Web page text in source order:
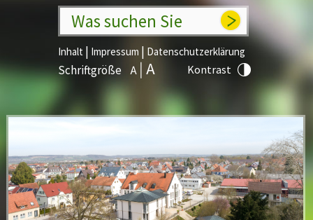
Was suchen Sie
Inhalt | Impressum | Datenschutzerklärung
Schriftgröße Kontrast